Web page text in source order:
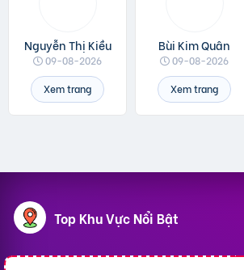
Nguyễn Thị Kiều
09-08-2026
Xem trang
Bùi Kim Quân
09-08-2026
Xem trang
Top Khu Vực Nổi Bật
P. Ninh Kiều
P. An Bình